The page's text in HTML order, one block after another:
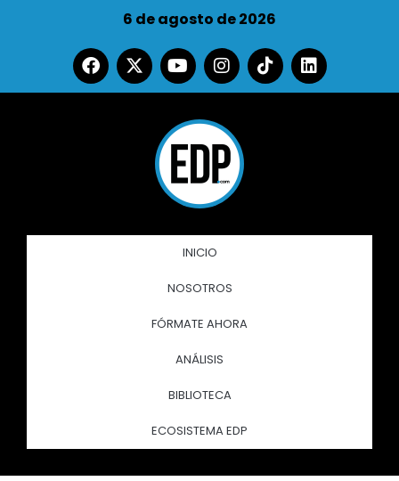
6 de agosto de 2026
INICIO
NOSOTROS
FÓRMATE AHORA
ANÁLISIS
BIBLIOTECA
ECOSISTEMA EDP